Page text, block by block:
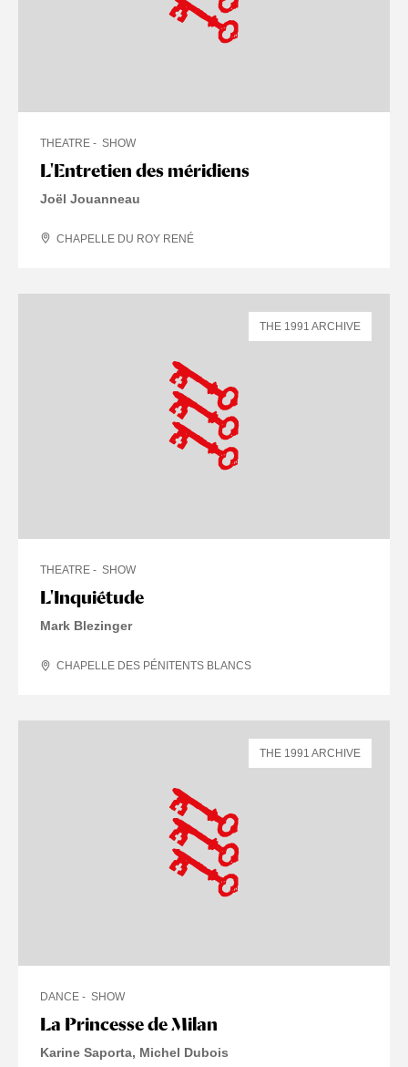
L'Entretien des méridiens
THEATRE SHOW
Joël Jouanneau
CHAPELLE DU ROY RENÉ
L'Inquiétude
THEATRE SHOW
Mark Blezinger
CHAPELLE DES PÉNITENTS BLANCS
THE 1991 ARCHIVE
La Princesse de Milan
DANCE SHOW
Karine Saporta, Michel Dubois
THE 1991 ARCHIVE